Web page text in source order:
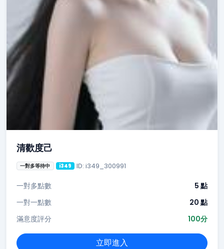
清歡度己
一對多等待中 i349 ID: i349_300991
一對多點數
5 點
一對一點數
20 點
滿意度評分
100分
立即進入